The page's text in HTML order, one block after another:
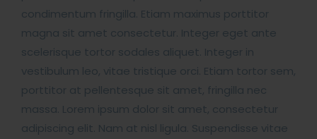
condimentum fringilla. Etiam maximus porttitor
magna sit amet consectetur. Integer eget ante
scelerisque tortor sodales aliquet. Integer in
vestibulum leo, vitae tristique orci. Etiam tortor sem,
porttitor at pellentesque sit amet, fringilla nec
massa. Lorem ipsum dolor sit amet, consectetur
adipiscing elit. Nam at nisl ligula. Suspendisse vitae